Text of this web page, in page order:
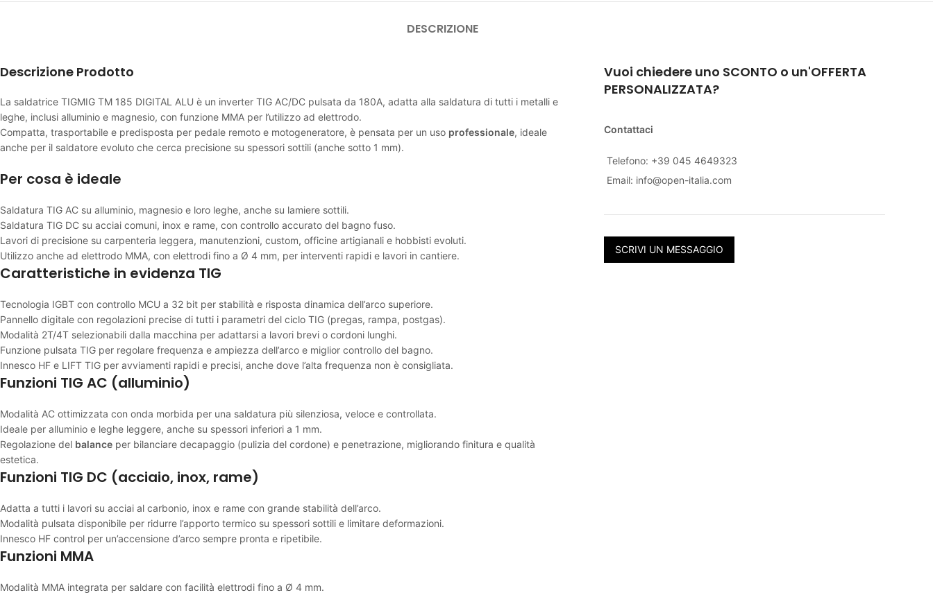
DESCRIZIONE
Descrizione Prodotto
La saldatrice TIGMIG TM 185 DIGITAL ALU è un inverter TIG AC/DC pulsata da 180A, adatta alla saldatura di tutti i metalli e
leghe, inclusi alluminio e magnesio, con funzione MMA per l’utilizzo ad elettrodo.
Compatta, trasportabile e predisposta per pedale remoto e motogeneratore, è pensata per un uso professionale, ideale
anche per il saldatore evoluto che cerca precisione su spessori sottili (anche sotto 1 mm).
Per cosa è ideale
Saldatura TIG AC su alluminio, magnesio e loro leghe, anche su lamiere sottili.
Saldatura TIG DC su acciai comuni, inox e rame, con controllo accurato del bagno fuso.
Lavori di precisione su carpenteria leggera, manutenzioni, custom, officine artigianali e hobbisti evoluti.
Utilizzo anche ad elettrodo MMA, con elettrodi fino a Ø 4 mm, per interventi rapidi e lavori in cantiere.
Caratteristiche in evidenza TIG
Tecnologia IGBT con controllo MCU a 32 bit per stabilità e risposta dinamica dell’arco superiore.
Pannello digitale con regolazioni precise di tutti i parametri del ciclo TIG (pregas, rampa, postgas).
Modalità 2T/4T selezionabili dalla macchina per adattarsi a lavori brevi o cordoni lunghi.
Funzione pulsata TIG per regolare frequenza e ampiezza dell’arco e miglior controllo del bagno.
Innesco HF e LIFT TIG per avviamenti rapidi e precisi, anche dove l’alta frequenza non è consigliata.
Funzioni TIG AC (alluminio)
Modalità AC ottimizzata con onda morbida per una saldatura più silenziosa, veloce e controllata.
Ideale per alluminio e leghe leggere, anche su spessori inferiori a 1 mm.
Regolazione del balance per bilanciare decapaggio (pulizia del cordone) e penetrazione, migliorando finitura e qualità
estetica.
Funzioni TIG DC (acciaio, inox, rame)
Adatta a tutti i lavori su acciai al carbonio, inox e rame con grande stabilità dell’arco.
Modalità pulsata disponibile per ridurre l’apporto termico su spessori sottili e limitare deformazioni.
Innesco HF control per un’accensione d’arco sempre pronta e ripetibile.
Funzioni MMA
Modalità MMA integrata per saldare con facilità elettrodi fino a Ø 4 mm.
Vuoi chiedere uno SCONTO o un'OFFERTA
PERSONALIZZATA?
Contattaci
SCRIVI UN MESSAGGIO
Telefono: +39 045 4649323
Email: info@open-italia.com